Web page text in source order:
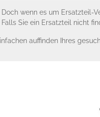
wenn es um
Falls Sie ein Ersatzteil nicht
auffinden Ihres